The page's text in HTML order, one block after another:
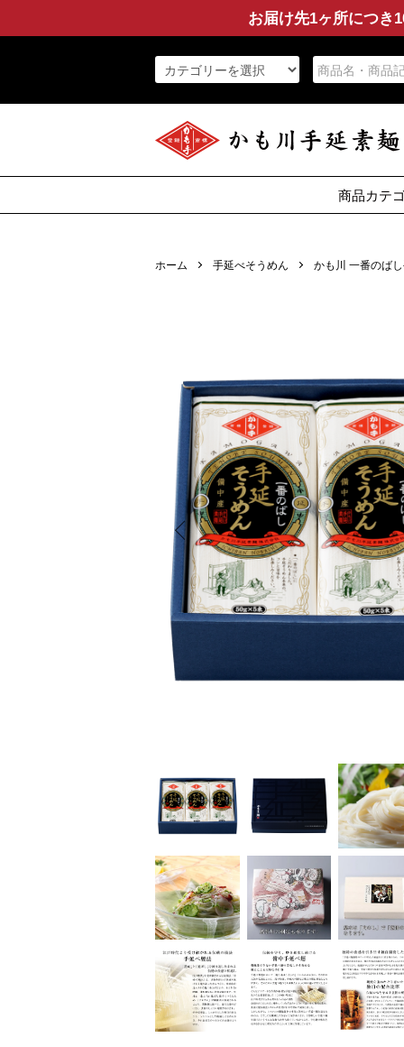
お届け先1ヶ所につき
商品カテ
ホーム 手延べそうめん かも川 一番のば